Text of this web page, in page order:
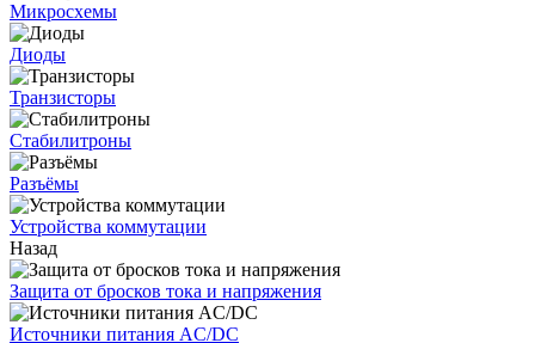
Микросхемы
Диоды
Транзисторы
Стабилитроны
Разъёмы
Устройства коммутации
Назад
Защита от бросков тока и напряжения
Источники питания AC/DC